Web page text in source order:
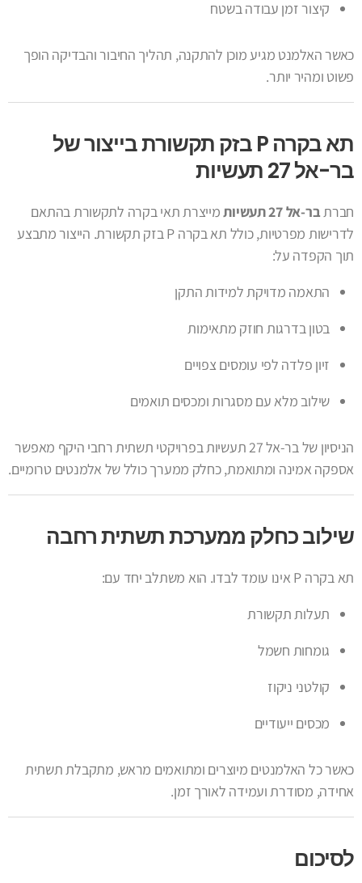
קיצור זמן עבודה בשטח
כאשר האלמנט מגיע מוכן להתקנה, תהליך החיבור והבדיקה הופך
פשוט ומהיר יותר.
תא בקרה P בזק תקשורת בייצור של
בר-אל 27 תעשיות
חברתבר-אל 27 תעשיות
מייצרת תאי בקרה לתקשורת בהתאם
לדרישות מפרטיות, כולל תא בקרה P בזק תקשורת. הייצור מתבצע
תוך הקפדה על:
התאמה מדויקת למידות התקן
בטון בדרגות חוזק מתאימות
זיון פלדה לפי עומסים צפויים
שילוב מלא עם מסגרות ומכסים תואמים
הניסיון של בר-אל 27 תעשיות בפרויקטי תשתית רחבי היקף מאפשר
אספקה אמינה ומתואמת, כחלק ממערך כולל של אלמנטים טרומיים.
שילוב כחלק ממערכת תשתית רחבה
תא בקרה P אינו עומד לבדו. הוא משתלב יחד עם:
תעלות תקשורת
גומחות חשמל
קולטני ניקוז
מכסים ייעודיים
כאשר כל האלמנטים מיוצרים ומתואמים מראש, מתקבלת תשתית
אחידה, מסודרת ועמידה לאורך זמן.
לסיכום